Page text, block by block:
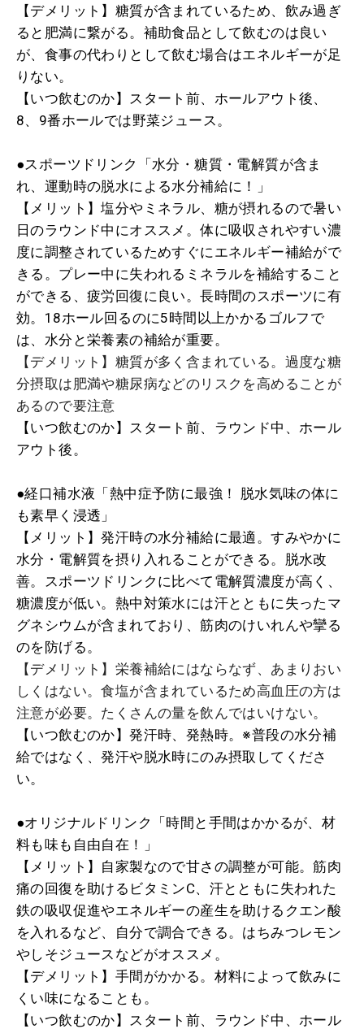
【デメリット】糖質が含まれているため、飲み過ぎ
ると肥満に繋がる。補助食品として飲むのは良い
が、食事の代わりとして飲む場合はエネルギーが足
りない。
【いつ飲むのか】スタート前、ホールアウト後、
8、9番ホールでは野菜ジュース。
●スポーツドリンク「水分・糖質・電解質が含ま
れ、運動時の脱水による水分補給に！」
【メリット】塩分やミネラル、糖が摂れるので暑い
日のラウンド中にオススメ。体に吸収されやすい濃
度に調整されているためすぐにエネルギー補給がで
きる。プレー中に失われるミネラルを補給すること
ができる、疲労回復に良い。長時間のスポーツに有
効。18ホール回るのに5時間以上かかるゴルフで
は、水分と栄養素の補給が重要。
【デメリット】糖質が多く含まれている。過度な糖
分摂取は肥満や糖尿病などのリスクを高めることが
あるので要注意
【いつ飲むのか】スタート前、ラウンド中、ホール
アウト後。
●経口補水液「熱中症予防に最強！ 脱水気味の体に
も素早く浸透」
【メリット】発汗時の水分補給に最適。すみやかに
水分・電解質を摂り入れることができる。脱水改
善。スポーツドリンクに比べて電解質濃度が高く、
糖濃度が低い。熱中対策水には汗とともに失ったマ
グネシウムが含まれており、筋肉のけいれんや攣る
のを防げる。
【デメリット】栄養補給にはならなず、あまりおい
しくはない。食塩が含まれているため高血圧の方は
注意が必要。たくさんの量を飲んではいけない。
【いつ飲むのか】発汗時、発熱時。※普段の水分補
給ではなく、発汗や脱水時にのみ摂取してくださ
い。
●オリジナルドリンク「時間と手間はかかるが、材
料も味も自由自在！」
【メリット】自家製なので甘さの調整が可能。筋肉
痛の回復を助けるビタミンC、汗とともに失われた
鉄の吸収促進やエネルギーの産生を助けるクエン酸
を入れるなど、自分で調合できる。はちみつレモン
やしそジュースなどがオススメ。
【デメリット】手間がかかる。材料によって飲みに
くい味になることも。
【いつ飲むのか】スタート前、ラウンド中、ホール